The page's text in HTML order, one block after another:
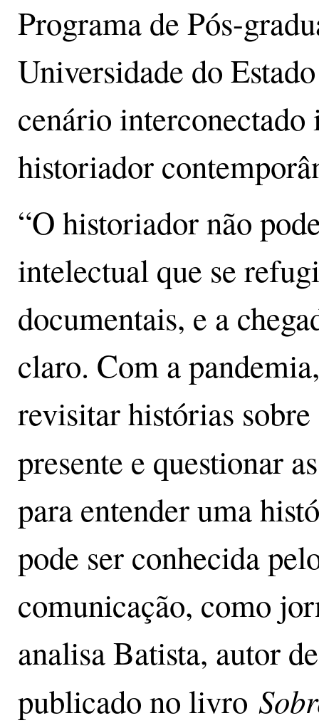
Programa de Pós-
Universidade do
cenário
historiador
“O historiador não
intelectual que se
documentais, e a
claro. Com a
revisitar histórias
presente e questionar
para entender uma
pode ser conhecida
comunicação, como
analisa Batista, autor
publicado no livro